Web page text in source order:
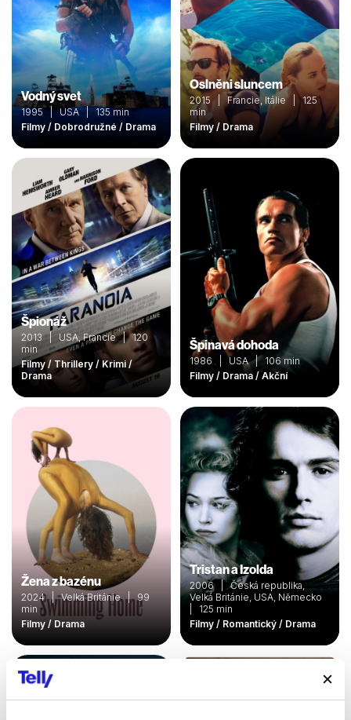
Vodný svet
1995 | USA | 135 min
Filmy / Dobrodružné / Drama
Oslněni sluncem
2015 | Francie, Itálie | 125
min
Filmy / Drama
Špionáž
2013 | USA, Francie | 120
min
Filmy / Thrillery / Krimi /
Drama
Špinavá dohoda
1986 | USA | 106 min
Filmy / Drama / Akční
Žena z bazénu
2024 | Velká Británie | 99
min
Filmy / Drama
Tristan a Izolda
2006 | Česká republika,
Velká Británie, USA, Německo
| 125 min
Filmy / Romantický / Drama